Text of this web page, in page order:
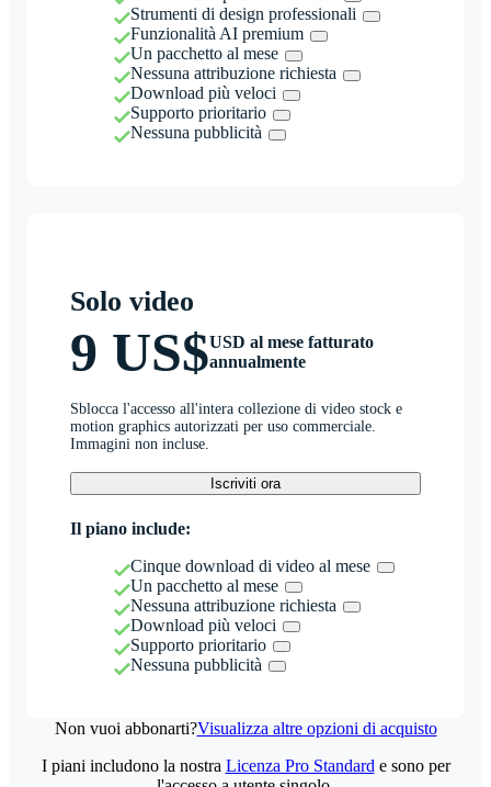
Strumenti di design professionali
Funzionalità AI premium
Un pacchetto al mese
Nessuna attribuzione richiesta
Download più veloci
Supporto prioritario
Nessuna pubblicità
Solo video
9 US$USD al mese fatturato
annualmente
Sblocca l'accesso all'intera collezione di video stock e
motion graphics autorizzati per uso commerciale.
Immagini non incluse.
Iscriviti ora
Il piano include:
Cinque download di video al mese
Un pacchetto al mese
Nessuna attribuzione richiesta
Download più veloci
Supporto prioritario
Nessuna pubblicità
Non vuoi abbonarti?Visualizza altre opzioni di acquisto
I piani includono la nostra Licenza Pro Standard e sono per